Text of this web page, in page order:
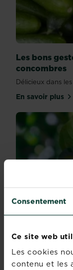
Consentement
Ce site web
Les cookies
contenu et les
Les bons
concombres
Délicieux dans
En savoir plus
sur Les